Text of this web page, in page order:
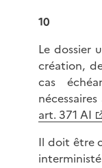
10
Le dossier
création,
cas
art. 371 AI
Il doit être